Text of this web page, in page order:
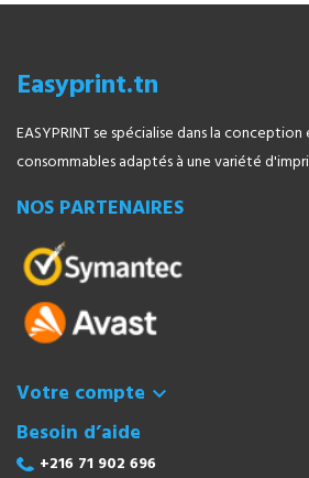
Easyprint.tn
EASYPRINT se spécialise dans la
consommables adaptés à une variété
NOS PARTENAIRES
Votre compte 
Besoin d’aide
+216 71 902 696